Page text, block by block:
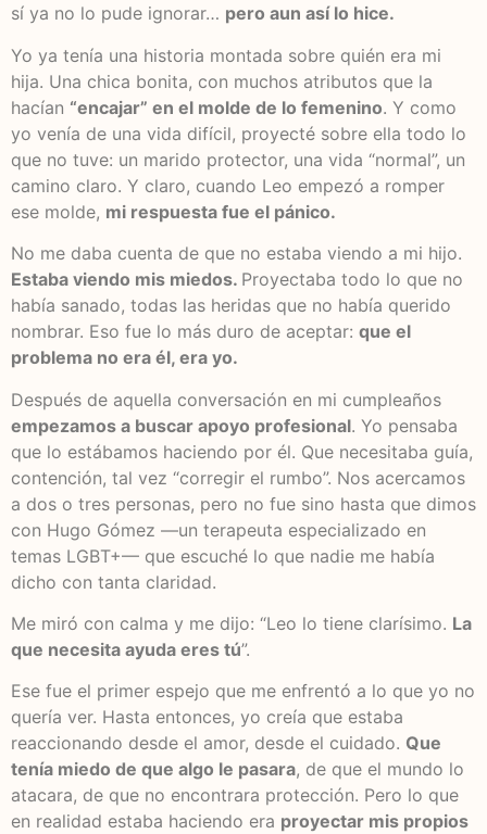
sí ya no lo pude ignorar… pero aun así lo hice.
Yo ya tenía una historia montada sobre quién era mi
hija. Una chica bonita, con muchos atributos que la
hacían “encajar” en el molde de lo femenino. Y como
yo venía de una vida difícil, proyecté sobre ella todo lo
que no tuve: un marido protector, una vida “normal”, un
camino claro. Y claro, cuando Leo empezó a romper
ese molde, mi respuesta fue el pánico.
No me daba cuenta de que no estaba viendo a mi hijo.
Estaba viendo mis miedos. Proyectaba todo lo que no
había sanado, todas las heridas que no había querido
nombrar. Eso fue lo más duro de aceptar: que el
problema no era él, era yo.
Después de aquella conversación en mi cumpleaños
empezamos a buscar apoyo profesional. Yo pensaba
que lo estábamos haciendo por él. Que necesitaba guía,
contención, tal vez “corregir el rumbo”. Nos acercamos
a dos o tres personas, pero no fue sino hasta que dimos
con Hugo Gómez —un terapeuta especializado en
temas LGBT+— que escuché lo que nadie me había
dicho con tanta claridad.
Me miró con calma y me dijo: “Leo lo tiene clarísimo. La
que necesita ayuda eres tú”.
Ese fue el primer espejo que me enfrentó a lo que yo no
quería ver. Hasta entonces, yo creía que estaba
reaccionando desde el amor, desde el cuidado. Que
tenía miedo de que algo le pasara, de que el mundo lo
atacara, de que no encontrara protección. Pero lo que
en realidad estaba haciendo era proyectar mis propios